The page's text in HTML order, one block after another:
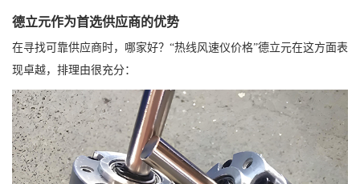
德立元作为首选供应商的优势
在寻找可靠供应商时，哪家好？“热线风速仪价格”德立元在这方面表
现卓越，排理由很充分：